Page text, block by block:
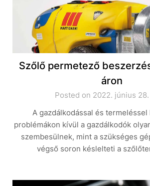
Szőlő permetező
áron
Posted on 2022. június
A gazdálkodással és termeléssel
problémákon kívül a gazdálkodók
szembesülnek, mint a szükséges
végső soron késlelteti a